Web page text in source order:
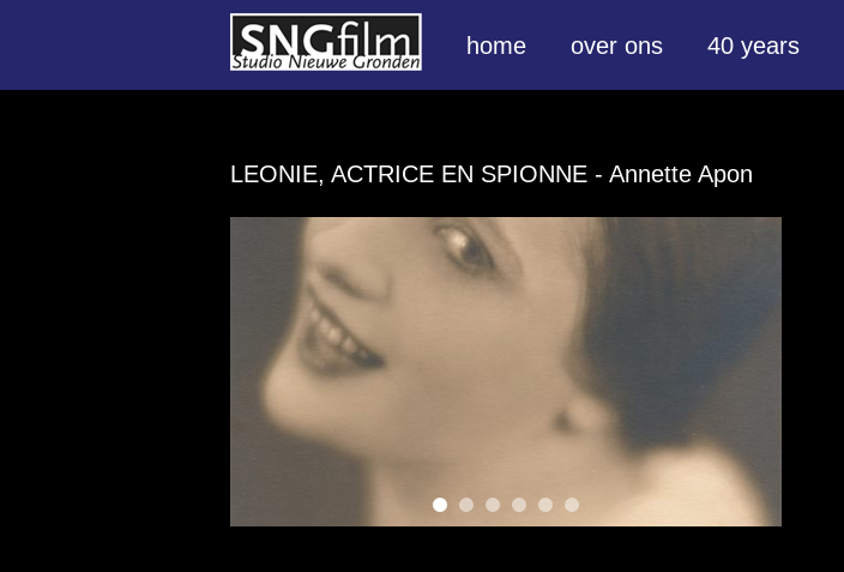
home over ons 40 years
LEONIE, ACTRICE EN SPIONNE - Annette Apon